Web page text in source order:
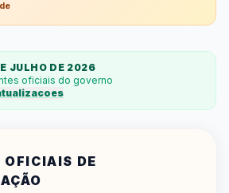
JULHO DE 2026
oficiais do governo
OFICIAIS DE